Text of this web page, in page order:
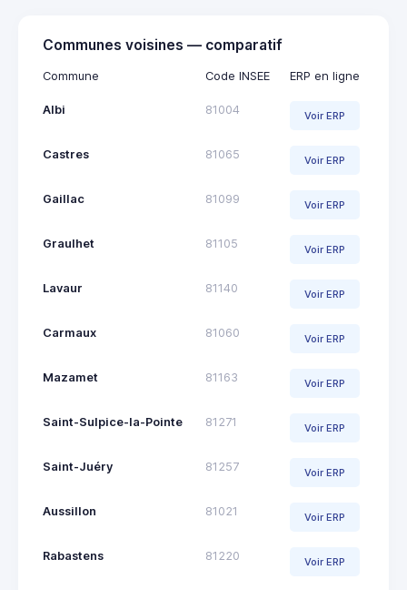
Communes voisines — comparatif
Commune Code INSEE ERP en ligne
Albi 81004 Voir ERP
Castres 81065 Voir ERP
Gaillac 81099 Voir ERP
Graulhet 81105 Voir ERP
Lavaur 81140 Voir ERP
Carmaux 81060 Voir ERP
Mazamet 81163 Voir ERP
Saint-Sulpice-la-Pointe 81271 Voir ERP
Saint-Juéry 81257 Voir ERP
Aussillon 81021 Voir ERP
Rabastens 81220 Voir ERP